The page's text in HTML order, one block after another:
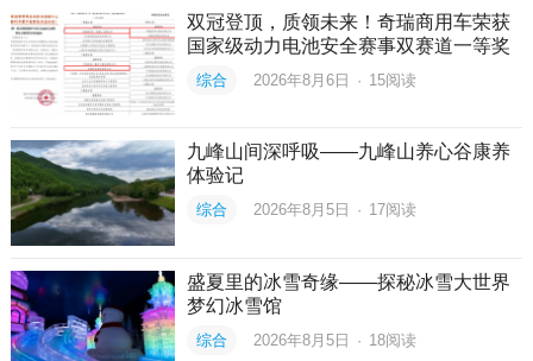
双冠登顶，质领未来！奇瑞商用车荣获
国家级动力电池安全赛事双赛道一等奖
综合 2026年8月6日 · 15阅读
九峰山间深呼吸——九峰山养心谷康养
体验记
综合 2026年8月5日 · 17阅读
盛夏里的冰雪奇缘——探秘冰雪大世界
梦幻冰雪馆
综合 2026年8月5日 · 18阅读